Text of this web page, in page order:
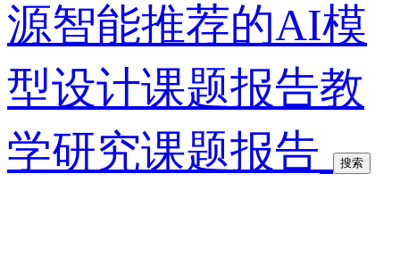
源智能推荐的AI模
型设计课题报告教
学研究课题报告
搜索